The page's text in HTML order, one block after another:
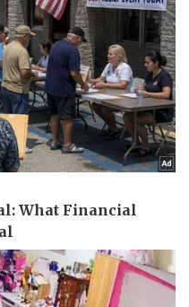
Ô tô - Xe máy
Ô tô
Xe máy
Tư vấn